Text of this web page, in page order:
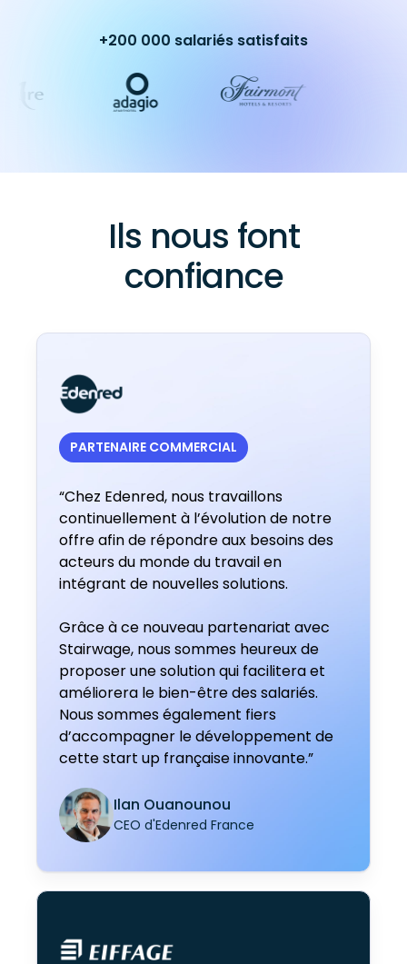
+200 000 salariés satisfaits
Ils nous font
confiance
PARTENAIRE COMMERCIAL
“Chez Edenred, nous travaillons
continuellement à l’évolution de notre
offre afin de répondre aux besoins des
acteurs du monde du travail en
intégrant de nouvelles solutions.
Grâce à ce nouveau partenariat avec
Stairwage, nous sommes heureux de
proposer une solution qui facilitera et
améliorera le bien-être des salariés.
Nous sommes également fiers
d’accompagner le développement de
cette start up française innovante.”
Ilan Ouanounou
CEO d'Edenred France